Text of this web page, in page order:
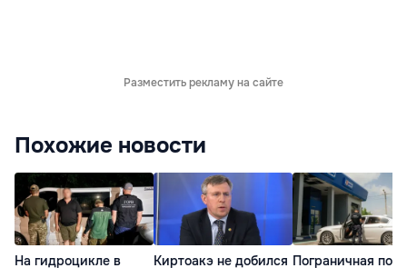
Разместить рекламу на сайте
Похожие новости
На гидроцикле в
Киртоакэ не добился Пограничная